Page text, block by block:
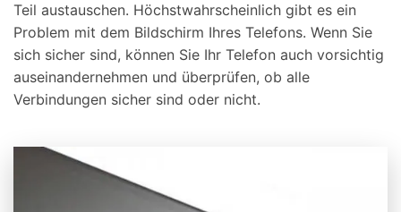
Teil austauschen. Höchstwahrscheinlich gibt es ein
Problem mit dem Bildschirm Ihres Telefons. Wenn Sie
sich sicher sind, können Sie Ihr Telefon auch vorsichtig
auseinandernehmen und überprüfen, ob alle
Verbindungen sicher sind oder nicht.